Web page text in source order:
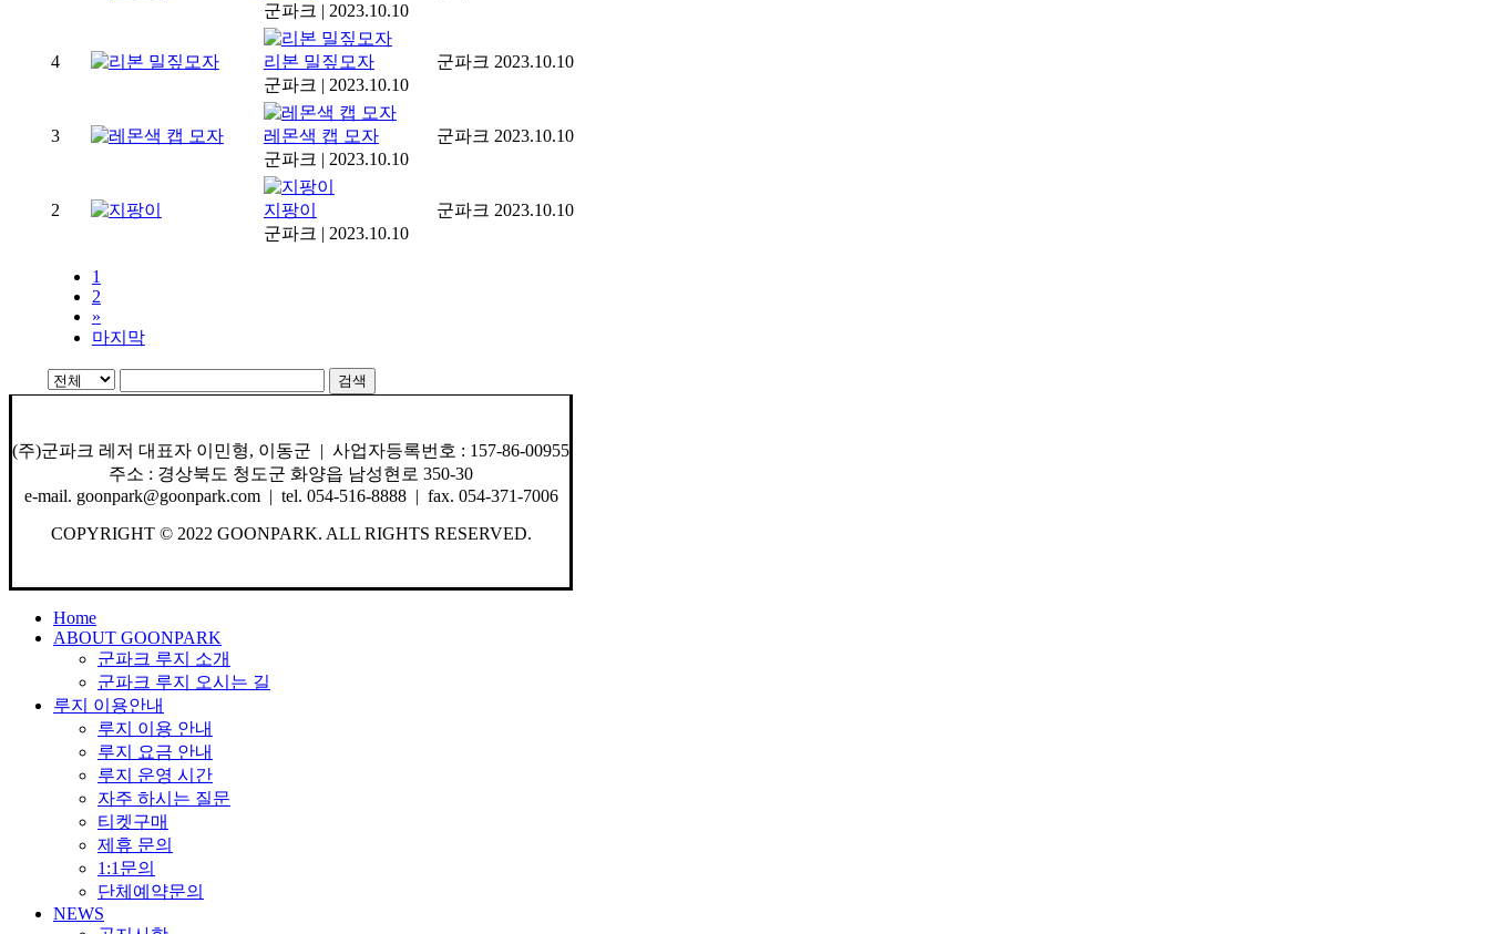
군파크 | 2023.10.10
4
리본 밀짚모자
군파크 | 2023.10.10
군파크 2023.10.10
3
레몬색 캡 모자
군파크 | 2023.10.10
군파크 2023.10.10
2
지팡이
군파크 | 2023.10.10
군파크 2023.10.10
1
2
»
마지막
검색
(주)군파크 레저 대표자 이민형, 이동군 | 사업자등록번호 : 157-86-00955
주소 : 경상북도 청도군 화양읍 남성현로 350-30
e-mail. goonpark@goonpark.com | tel. 054-516-8888 | fax. 054-371-7006
COPYRIGHT © 2022 GOONPARK. ALL RIGHTS RESERVED.
Close
Menu
Home
ABOUT GOONPARK
군파크 루지 소개
군파크 루지 오시는 길
루지 이용안내
루지 이용 안내
루지 요금 안내
루지 운영 시간
자주 하시는 질문
티켓구매
제휴 문의
1:1문의
단체예약문의
NEWS